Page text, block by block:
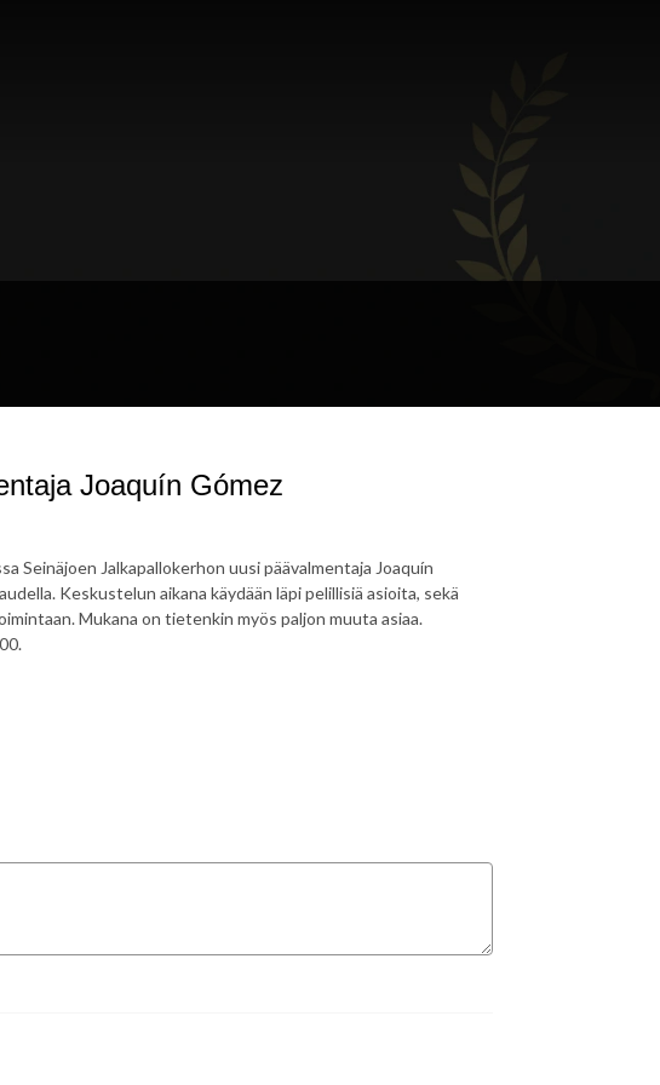
Joaquín Gómez
Seinäjoen Jalkapallokerhon uusi päävalmentaja Joaquín
Keskustelun aikana käydään läpi pelillisiä asioita, sekä
Mukana on tietenkin myös paljon muuta asiaa.